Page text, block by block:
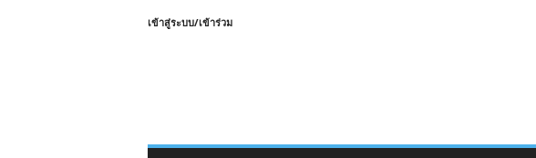
เข้าสู่ระบบ/เข้าร่วม